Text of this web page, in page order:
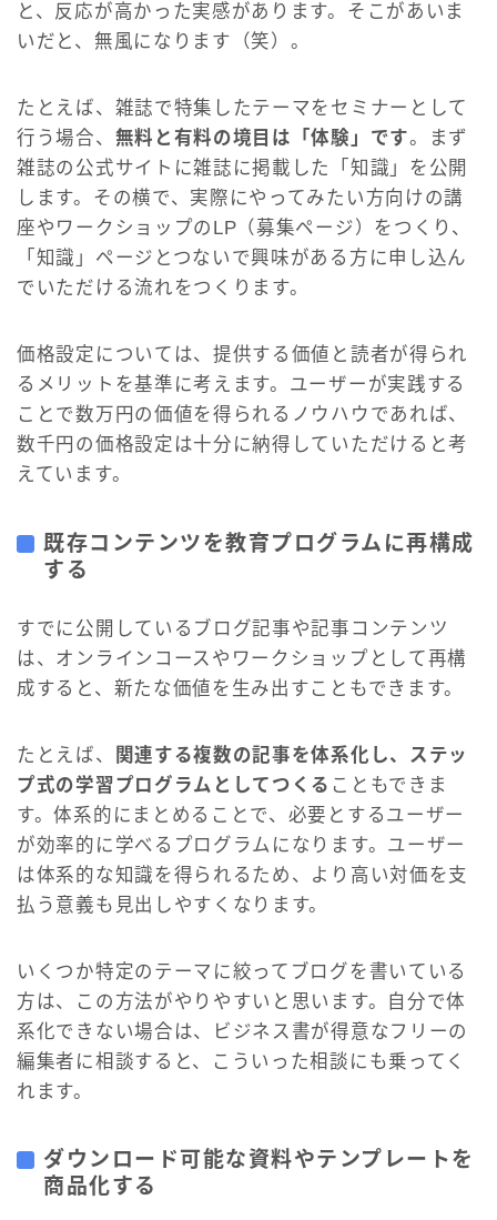
と、反応が高かった実感があります。そこがあいま
いだと、無風になります（笑）。
たとえば、雑誌で特集したテーマをセミナーとして
行う場合、 無料と有料の境目は「体験」です。まず
雑誌の公式サイトに雑誌に掲載した「知識」を公開
します。その横で、実際にやってみたい方向けの講
座やワークショップのLP（募集ページ）をつくり、
「知識」ページとつないで興味がある方に申し込ん
でいただける流れをつくります。
価格設定については、提供する価値と読者が得られ
るメリットを基準に考えます。ユーザーが実践する
ことで数万円の価値を得られるノウハウであれば、
数千円の価格設定は十分に納得していただけると考
えています。
既存コンテンツを教育プログラムに再構成
する
すでに公開しているブログ記事や記事コンテンツ
は、オンラインコースやワークショップとして再構
成すると、新たな価値を生み出すこともできます。
たとえば、
関連する複数の記事を体系化し、ステッ
プ式の学習プログラムとしてつくる こともできま
す。体系的にまとめることで、必要とするユーザー
が効率的に学べるプログラムになります。ユーザー
は体系的な知識を得られるため、より高い対価を支
払う意義も見出しやすくなります。
いくつか特定のテーマに絞ってブログを書いている
方は、この方法がやりやすいと思います。自分で体
系化できない場合は、ビジネス書が得意なフリーの
編集者に相談すると、こういった相談にも乗ってく
れます。
ダウンロード可能な資料やテンプレートを
商品化する